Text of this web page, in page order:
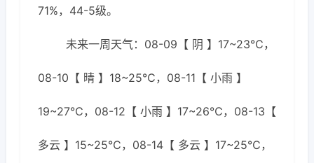
71%，44-5级。
未来一周天气：08-09【 阴 】17~23℃，
08-10【 晴 】18~25℃，08-11【 小雨 】
19~27℃，08-12【 小雨 】17~26℃，08-13【
多云 】15~25℃，08-14【 多云 】17~25℃，